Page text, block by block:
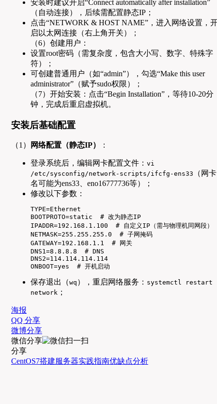
安装时建议开启“Connect automatically after installation”
（自动连接），后续需配置静态IP；
点击“NETWORK & HOST NAME”，进入网络设置，
启以太网连接（右上角开关）；
（6）创建用户：
设置root密码（需复杂度，包含大小写、数字、特殊字
符）；
可创建普通用户（如“admin”），勾选“Make this user
administrator”（赋予sudo权限）；
（7）开始安装：点击“Begin Installation”，等待10-20分
钟，完成后重启虚拟机。
安装后基础配置
（1） 网络配置（静态IP） ：
登录系统后，编辑网卡配置文件： vi
/etc/sysconfig/network-scripts/ifcfg-ens33
（网卡
名可能为ens33、eno16777736等）；
修改以下参数：
TYPE=Ethernet
BOOTPROTO=static  # 改为静态IP
IPADDR=192.168.1.100  # 自定义IP（需与物理机同网段
NETMASK=255.255.255.0  # 子网掩码
GATEWAY=192.168.1.1  # 网关
DNS1=8.8.8.8  # DNS
DNS2=114.114.114.114
ONBOOT=yes  # 开机启动
保存退出（wq ），重启网络服务： systemctl restart
network ；
海报
QQ 分享
微博分享
微信分享
分享
CentOS7搭建服务器实践指南优缺点分析